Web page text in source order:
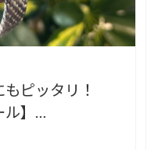
ピッタリ！
】